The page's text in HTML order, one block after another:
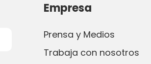
Empresa
Prensa y Medios
Trabaja con nosotros